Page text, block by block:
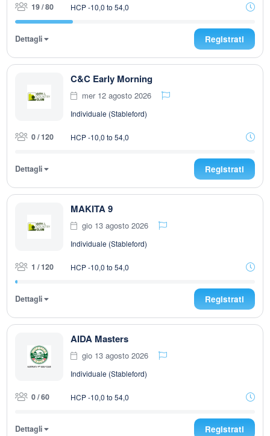
19 / 80 HCP -10,0 to 54,0
Dettagli Registrati
C&C Early Morning
mer 12 agosto 2026
Individuale (Stableford)
0 / 120 HCP -10,0 to 54,0
Dettagli Registrati
MAKITA 9
gio 13 agosto 2026
Individuale (Stableford)
1 / 120 HCP -10,0 to 54,0
Dettagli Registrati
AIDA Masters
gio 13 agosto 2026
Individuale (Stableford)
0 / 60 HCP -10,0 to 54,0
Dettagli Registrati